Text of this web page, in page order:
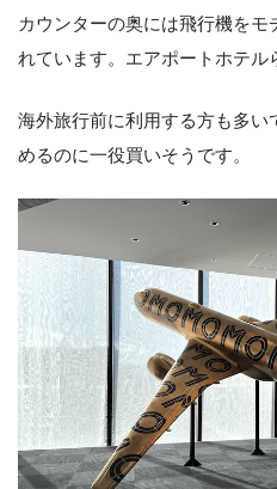
カウンターの奥には飛行機を
れています。エアポートホテル
海外旅行前に利用する方も多い
めるのに一役買いそうです。